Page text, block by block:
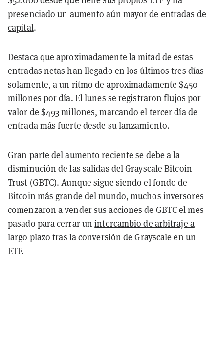
presenciado un aumento aún mayor de entradas de
capital.
Destaca que aproximadamente la mitad de estas
entradas netas han llegado en los últimos tres días
solamente, a un ritmo de aproximadamente $450
millones por día. El lunes se registraron flujos por
valor de $493 millones, marcando el tercer día de
entrada más fuerte desde su lanzamiento.
Gran parte del aumento reciente se debe a la
disminución de las salidas del Grayscale Bitcoin
Trust (GBTC). Aunque sigue siendo el fondo de
Bitcoin más grande del mundo, muchos inversores
comenzaron a vender sus acciones de GBTC el mes
pasado para cerrar unintercambio de arbitraje a
largo plazo tras la conversión de Grayscale en un
ETF.